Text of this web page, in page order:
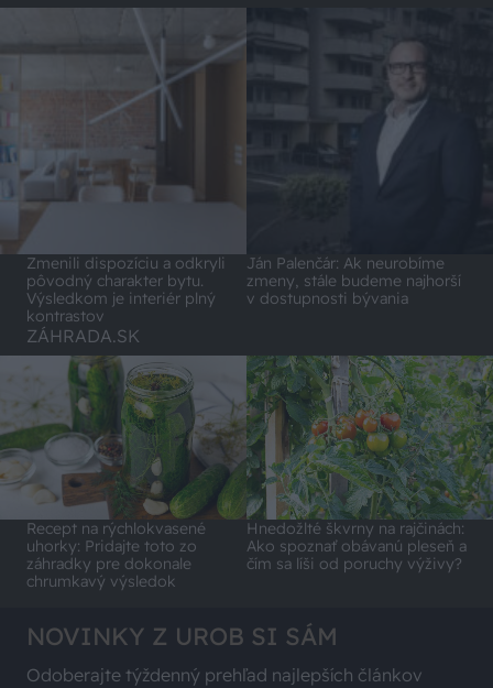
Zmenili dispozíciu a odkryli
pôvodný charakter bytu.
Výsledkom je interiér plný
kontrastov
Ján Palenčár: Ak neurobíme
zmeny, stále budeme najhorší
v dostupnosti bývania
ZÁHRADA.SK
Recept na rýchlokvasené
uhorky: Pridajte toto zo
záhradky pre dokonale
chrumkavý výsledok
Hnedožlté škvrny na rajčinách:
Ako spoznať obávanú pleseň a
čím sa líši od poruchy výživy?
NOVINKY Z UROB SI SÁM
Odoberajte týždenný prehľad najlepších článkov